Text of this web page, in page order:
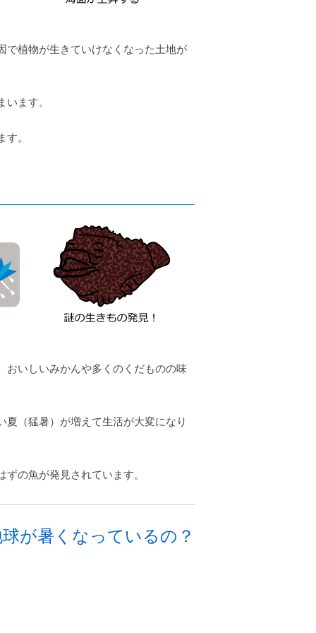
で植物が生きていけなくなった土地が
ます。
。
おいしいみかんや多くのくだものの味
（猛暑）が増えて生活が大変になり
の魚が発見されています。
が暑くなっているの？